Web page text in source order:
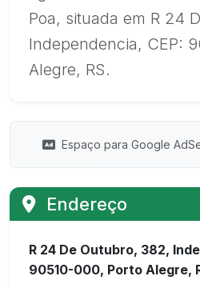
Poa, situada em R 24
Independencia, CEP:
Alegre, RS.
Espaço para Google
Endereço
R 24 De Outubro, 382,
90510-000, Porto Alegre,